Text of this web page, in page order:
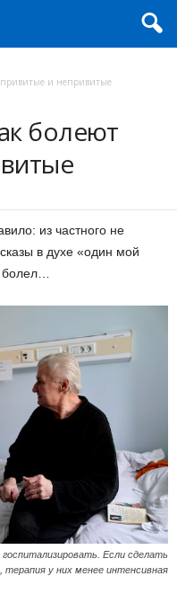
привитые и непривитые
болеют
из частного не
в духе «один мой
Если сделать
терапия у них менее интенсивная